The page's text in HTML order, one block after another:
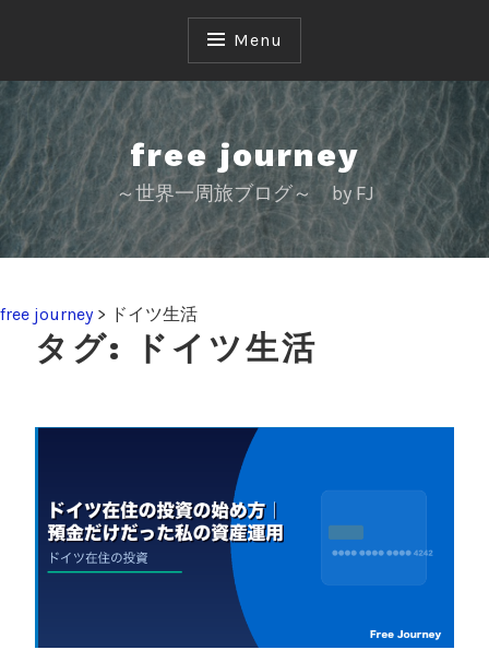
c
o
n
t
Menu
free journey
～世界一周旅ブログ～ by FJ
free journey> ドイツ生活
タグ: ドイツ生活